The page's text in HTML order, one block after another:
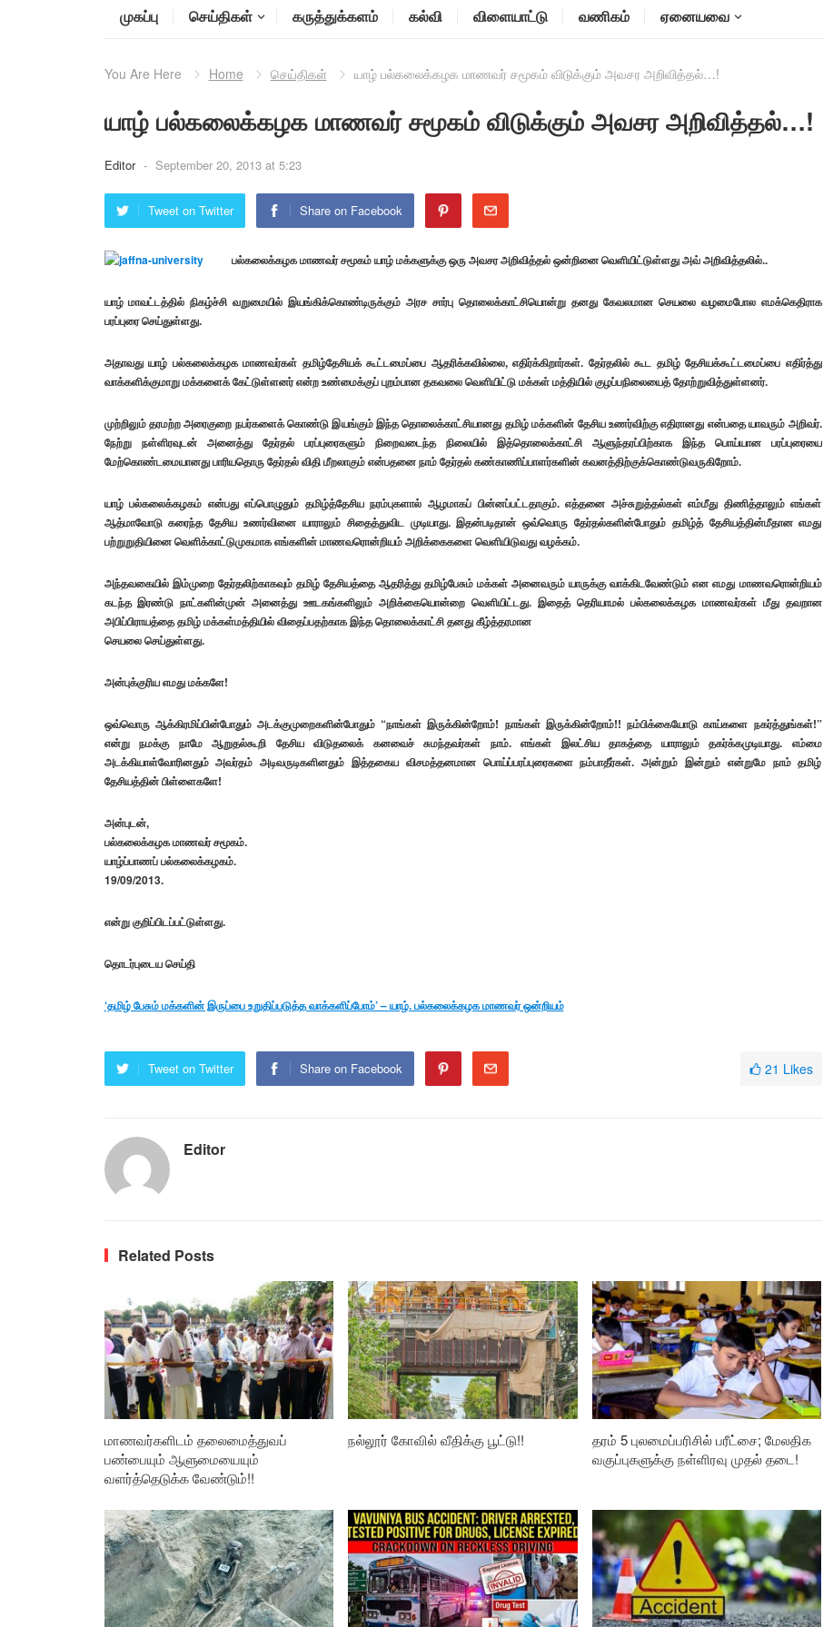
முகப்பு செய்திகள் கருத்துக்களம் கல்வி விளையாட்டு வணிகம் ஏனையவை
You Are Here Home செய்திகள் யாழ் பல்கலைக்கழக மாணவர் சமூகம் விடுக்கும் அவசர அறிவித்தல்…!
யாழ் பல்கலைக்கழக மாணவர் சமூகம் விடுக்கும் அவசர அறிவித்தல்…!
Editor - September 20, 2013 at 5:23
Tweet on Twitter Share on Facebook
பல்கலைக்கழக மாணவர் சமூகம் யாழ் மக்களுக்கு ஒரு அவசர அறிவித்தல் ஒன்றினை வெளியிட்டுள்ளது அவ் அறிவித்தலில்..
யாழ் மாவட்டத்தில் நிகழ்ச்சி வறுமையில் இயங்கிக்கொண்டிருக்கும் அரச சார்பு தொலைக்காட்சியொன்று தனது கேவலமான செயலை வழமைபோல எமக்கெதிராக
பரப்புரை செய்துள்ளது.
அதாவது யாழ் பல்கலைக்கழக மாணவர்கள் தமிழ்தேசியக் கூட்டமைப்பை ஆதரிக்கவில்லை, எதிர்க்கிறார்கள். தேர்தலில் கூட தமிழ் தேசியக்கூட்டமைப்பை எதிர்த்து
வாக்களிக்குமாறு மக்களைக் கேட்டுள்ளனர் என்ற உண்மைக்குப் புறம்பான தகவலை வெளியிட்டு மக்கள் மத்தியில் குழப்பநிலையைத் தோற்றுவித்துள்ளனர்.
முற்றிலும் தரமற்ற அரைகுறை நபர்களைக் கொண்டு இயங்கும் இந்த தொலைக்காட்சியானது தமிழ் மக்களின் தேசிய உணர்விற்கு எதிரானது என்பதை யாவரும் அறிவர்.
நேற்று நள்ளிரவுடன் அனைத்து தேர்தல் பரப்புரைகளும் நிறைவடைந்த நிலையில் இத்தொலைக்காட்சி ஆளுந்தரப்பிற்காக இந்த பொய்யான பரப்புரையை
மேற்கொண்டமையானது பாரியதொரு தேர்தல் விதி மீறலாகும் என்பதனை நாம் தேர்தல் கண்காணிப்பாளர்களின் கவனத்திற்குக்கொண்டுவருகிறோம்.
யாழ் பல்கலைக்கழகம் என்பது எப்பொழுதும் தமிழ்த்தேசிய நரம்புகளால் ஆழமாகப் பின்னப்பட்டதாகும். எத்தனை அச்சுறுத்தல்கள் எம்மீது திணித்தாலும் எங்கள்
ஆத்மாவோடு கரைந்த தேசிய உணர்வினை யாராலும் சிதைத்துவிட முடியாது. இதன்படிதான் ஒவ்வொரு தேர்தல்களின்போதும் தமிழ்த் தேசியத்தின்மீதான எமது
பற்றுறுதியினை வெளிக்காட்டுமுகமாக எங்களின் மாணவரொன்றியம் அறிக்கைகளை வெளியிடுவது வழக்கம்.
அந்தவகையில் இம்முறை தேர்தலிற்காகவும் தமிழ் தேசியத்தை ஆதரித்து தமிழ்பேசும் மக்கள் அனைவரும் யாருக்கு வாக்கிடவேண்டும் என எமது மாணவரொன்றியம்
கடந்த இரண்டு நாட்களின்முன் அனைத்து ஊடகங்களிலும் அறிக்கையொன்றை வெளியிட்டது. இதைத் தெரியாமல் பல்கலைக்கழக மாணவர்கள் மீது தவறான
அபிப்பிராயத்தை தமிழ் மக்கள்மத்தியில் விதைப்பதற்காக இந்த தொலைக்காட்சி தனது கீழ்த்தரமான
செயலை செய்துள்ளது.
அன்புக்குரிய எமது மக்களே!
ஒவ்வொரு ஆக்கிரமிப்பின்போதும் அடக்குமுறைகளின்போதும் “நாங்கள் இருக்கின்றோம்! நாங்கள் இருக்கின்றோம்!! நம்பிக்கையோடு காய்களை நகர்த்துங்கள்!”
என்று நமக்கு நாமே ஆறுதல்கூறி தேசிய விடுதலைக் கனவைச் சுமந்தவர்கள் நாம். எங்கள் இலட்சிய தாகத்தை யாராலும் தகர்க்கமுடியாது. எம்மை
அடக்கியாள்வோரினதும் அவர்தம் அடிவருடிகளினதும் இத்தகைய விசமத்தனமான பொய்ப்பரப்புரைகளை நம்பாதீர்கள். அன்றும் இன்றும் என்றுமே நாம் தமிழ்
தேசியத்தின் பிள்ளைகளே!
அன்புடன்,
பல்கலைக்கழக மாணவர் சமூகம்.
யாழ்ப்பாணப் பல்கலைக்கழகம்.
19/09/2013.
என்று குறிப்பிடப்பட்டுள்ளது.
தொடர்புடைய செய்தி
‘தமிழ் பேசும் மக்களின் இருப்பை உறுதிப்படுத்த வாக்களிப்போம்’ – யாழ். பல்கலைக்கழக மாணவர் ஒன்றியம்
Tweet on Twitter Share on Facebook 21 Likes
Editor
Related Posts
மாணவர்களிடம் தலைமைத்துவப்
பண்பையும் ஆளுமையையும்
வளர்த்தெடுக்க வேண்டும்!!
நல்லூர் கோவில் வீதிக்கு பூட்டு!!
தரம் 5 புலமைப்பரிசில் பரீட்சை; மேலதிக
வகுப்புகளுக்கு நள்ளிரவு முதல் தடை!